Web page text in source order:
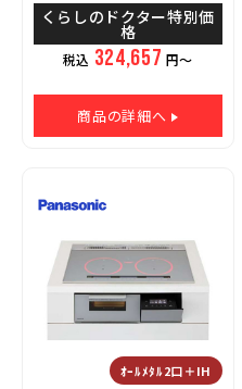
くらしのドクター特別価
格
税込 324,657 円～
商品の詳細へ
ｵｰﾙﾒﾀﾙ2口＋IH